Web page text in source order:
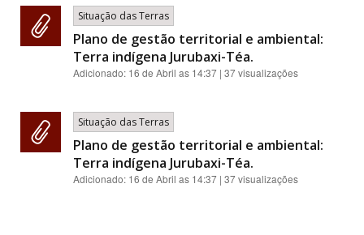
Situação das Terras
Plano de gestão territorial e ambiental:
Terra indígena Jurubaxi-Téa.
Adicionado: 16 de Abril as 14:37 | 37 visualizações
Situação das Terras
Plano de gestão territorial e ambiental:
Terra indígena Jurubaxi-Téa.
Adicionado: 16 de Abril as 14:37 | 37 visualizações